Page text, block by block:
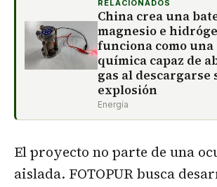
RELACIONADOS
China crea una
magnesio e
funciona como una
química capaz de
gas al descargarse
explosión
Energía
El proyecto no parte de una
aislada. FOTOPUR busca